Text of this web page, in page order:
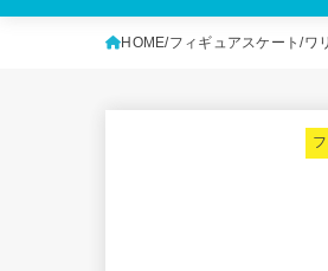
HOME フィギュアスケート ワ